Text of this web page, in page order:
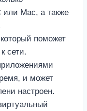
или Mac, а также
поможет
сети.
и может
настроен.